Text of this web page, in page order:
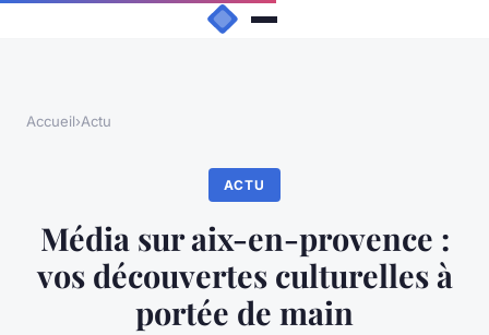
Accueil›Actu
ACTU
Média sur aix-en-provence :
vos découvertes culturelles à
portée de main